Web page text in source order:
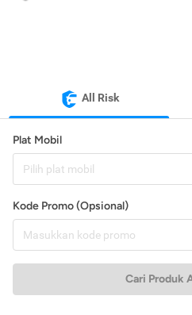
All Risk
Plat Mobil
Pilih plat mobil
Kode Promo (Opsional)
Cari Produk